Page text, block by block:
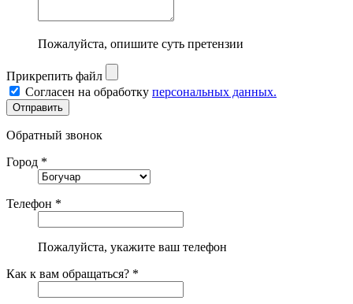
Пожалуйста, опишите суть претензии
Прикрепить файл
Согласен на обработку персональных данных.
Обратный звонок
Город *
Телефон *
Пожалуйста, укажите ваш телефон
Как к вам обращаться? *